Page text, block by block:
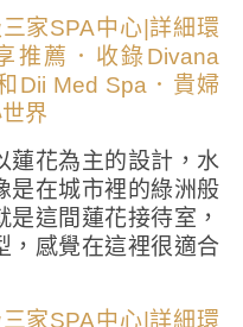
蓮花為主的設計，水
是在城市裡的綠洲般
這間蓮花接待室，
，感覺在這裡很適合